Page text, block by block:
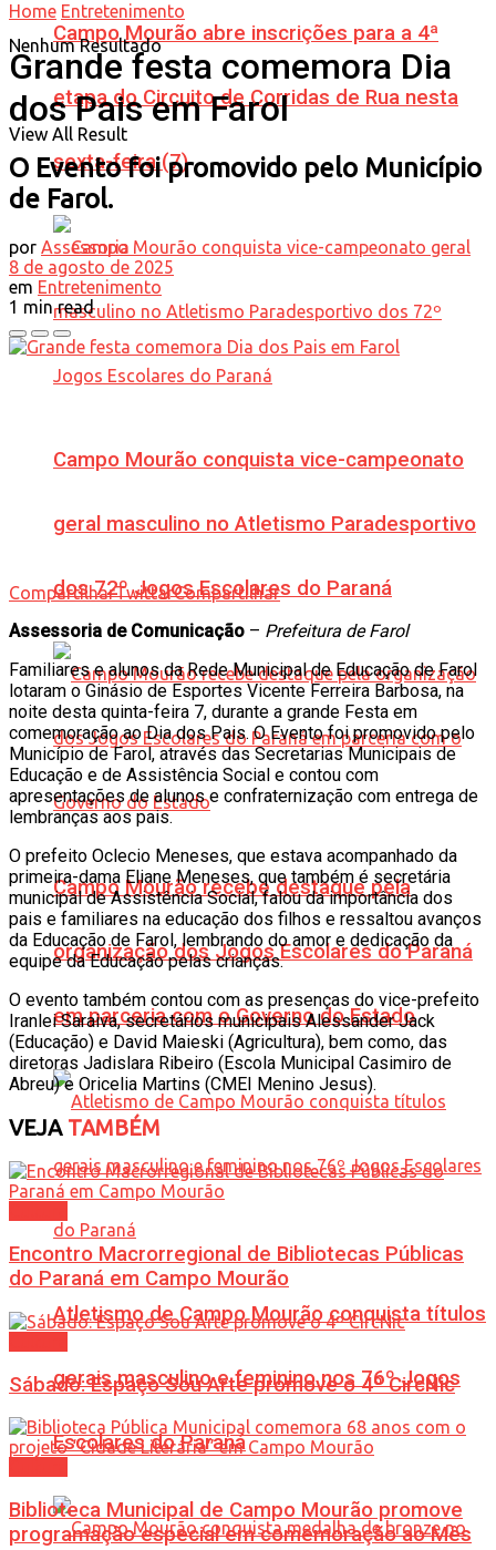
Campo Mourão abre inscrições para a 4ª
etapa do Circuito de Corridas de Rua nesta
sexta-feira (7)
Campo Mourão conquista vice-campeonato
geral masculino no Atletismo Paradesportivo
dos 72º Jogos Escolares do Paraná
Campo Mourão recebe destaque pela
organização dos Jogos Escolares do Paraná
em parceria com o Governo do Estado
Atletismo de Campo Mourão conquista títulos
gerais masculino e feminino nos 76º Jogos
Escolares do Paraná
Nenhum Resultado
View All Result
Home Entretenimento
Grande festa comemora Dia
dos Pais em Farol
O Evento foi promovido pelo Município
de Farol.
por Assessoria
8 de agosto de 2025
em Entretenimento
1 min read
CompartilharTwittarCompartilhar
Assessoria de Comunicação – Prefeitura de Farol
Familiares e alunos da Rede Municipal de Educação de Farol
lotaram o Ginásio de Esportes Vicente Ferreira Barbosa, na
noite desta quinta-feira 7, durante a grande Festa em
comemoração ao Dia dos Pais. O Evento foi promovido pelo
Município de Farol, através das Secretarias Municipais de
Educação e de Assistência Social e contou com
apresentações de alunos e confraternização com entrega de
lembranças aos pais.
O prefeito Oclecio Meneses, que estava acompanhado da
primeira-dama Eliane Meneses, que também é secretária
municipal de Assistência Social, falou da importância dos
pais e familiares na educação dos filhos e ressaltou avanços
da Educação de Farol, lembrando do amor e dedicação da
equipe da Educação pelas crianças.
O evento também contou com as presenças do vice-prefeito
Iranlei Saraiva, secretários municipais Alessander Jack
(Educação) e David Maieski (Agricultura), bem como, das
diretoras Jadislara Ribeiro (Escola Municipal Casimiro de
Abreu) e Oricelia Martins (CMEI Menino Jesus).
VEJATAMBÉM
Encontro Macrorregional de Bibliotecas Públicas
do Paraná em Campo Mourão
Sábado: Espaço Sou Arte promove o 4º CircNic
Biblioteca Municipal de Campo Mourão promove
programação especial em comemoração ao Mês